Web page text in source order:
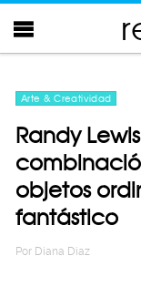
Arte & Creatividad
Randy
objetos
fantástico
Por Diana Diaz